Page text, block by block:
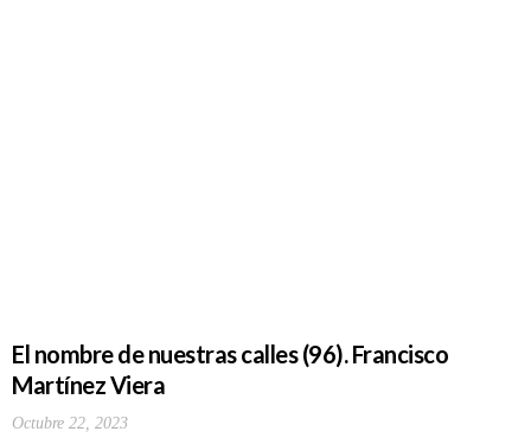
El nombre de nuestras calles (96). Francisco
Martínez Viera
Octubre 22, 2023